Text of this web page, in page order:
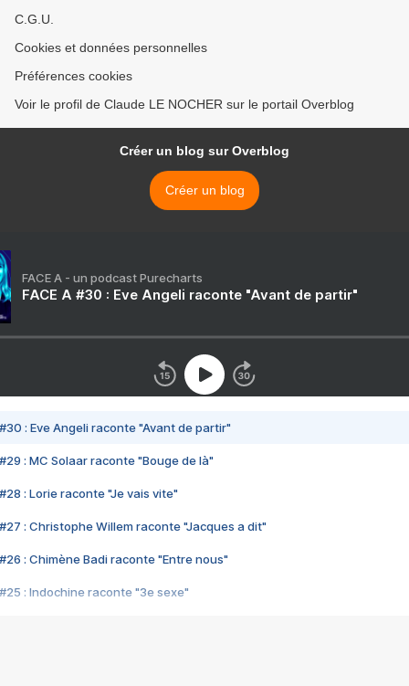
C.G.U.
Cookies et données personnelles
Préférences cookies
Voir le profil de Claude LE NOCHER sur le portail Overblog
Créer un blog sur Overblog
Créer un blog
FACE A - un podcast Purecharts
FACE A #30 : Eve Angeli raconte "Avant de partir"
#30 : Eve Angeli raconte "Avant de partir"
#29 : MC Solaar raconte "Bouge de là"
#28 : Lorie raconte "Je vais vite"
#27 : Christophe Willem raconte "Jacques a dit"
#26 : Chimène Badi raconte "Entre nous"
#25 : Indochine raconte "3e sexe"